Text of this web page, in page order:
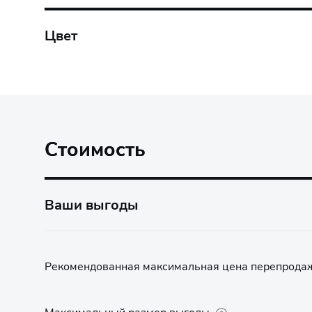
Цвет
Стоимость
Ваши выгоды
Рекомендованная максимальная цена